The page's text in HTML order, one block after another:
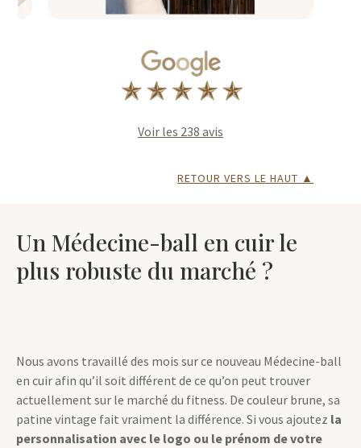
Voir les 238 avis
RETOUR VERS LE HAUT ▲
Un Médecine-ball en cuir le
plus robuste du marché ?
Nous avons travaillé des mois sur ce nouveau Médecine-ball
en cuir afin qu’il soit différent de ce qu’on peut trouver
actuellement sur le marché du fitness. De couleur brune, sa
patine vintage fait vraiment la différence. Si vous ajoutez la
personnalisation avec le logo ou le prénom de votre